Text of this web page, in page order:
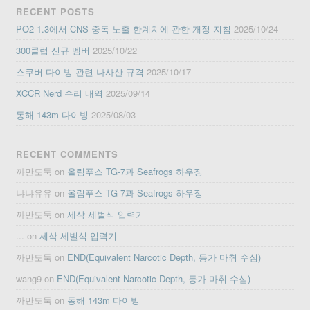
RECENT POSTS
PO2 1.3에서 CNS 중독 노출 한계치에 관한 개정 지침 2025/10/24
300클럽 신규 멤버 2025/10/22
스쿠버 다이빙 관련 나사산 규격 2025/10/17
XCCR Nerd 수리 내역 2025/09/14
동해 143m 다이빙 2025/08/03
RECENT COMMENTS
까만도둑 on 올림푸스 TG-7과 Seafrogs 하우징
냐냐유유 on 올림푸스 TG-7과 Seafrogs 하우징
까만도둑 on세삭 세벌식 입력기
... on세삭 세벌식 입력기
까만도둑 on END(Equivalent Narcotic Depth, 등가 마취 수심)
wang9 on END(Equivalent Narcotic Depth, 등가 마취 수심)
까만도둑 on 동해 143m 다이빙